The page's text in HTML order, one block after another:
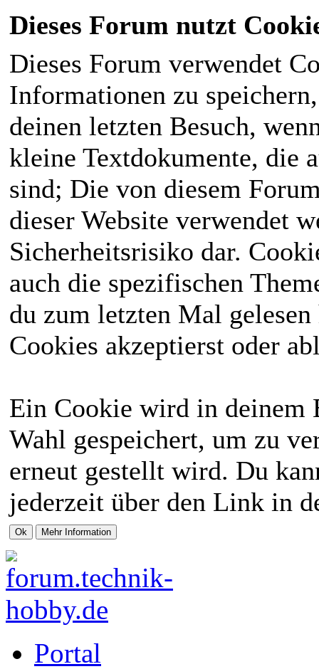
Dieses Forum nutzt
Dieses Forum verwendet
Informationen zu
deinen letzten Besuch,
kleine Textdokumente, die
sind; Die von diesem
dieser Website verwendet
Sicherheitsrisiko dar.
auch die spezifischen
du zum letzten Mal
Cookies akzeptierst oder
Ein Cookie wird in deinem
Wahl gespeichert, um zu
erneut gestellt wird. Du
jederzeit über den Link in
Portal